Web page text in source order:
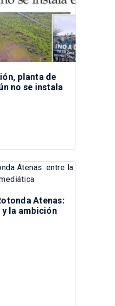
planta de
no se instala
Atenas:
la ambición